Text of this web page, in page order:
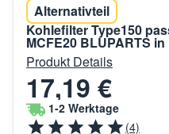
Alternativteil
Kohlefilter Type150
MCFE20 BLUPARTS in
Produkt Details
17,19 €
1-2 Werktage
(4)